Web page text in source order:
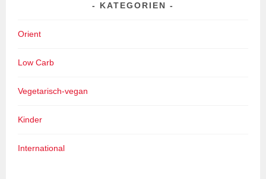
KATEGORIEN
Orient
Low Carb
Vegetarisch-vegan
Kinder
International